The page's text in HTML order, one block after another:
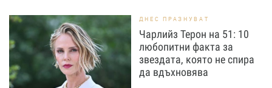
ДНЕС ПРАЗНУВАТ
Чарлийз Терон на 51: 10
любопитни факта за
звездата, която не спира
да вдъхновява